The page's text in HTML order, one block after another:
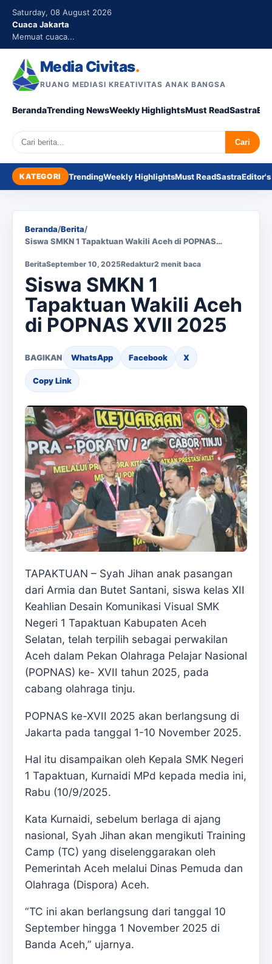
Saturday, 08 August 2026
Cuaca Jakarta
Memuat cuaca...
Media Civitas.
RUANG MEDIASI KREATIVITAS ANAK BANGSA
BerandaTrending NewsWeekly HighlightsMust ReadSastra
Search Cari
KATEGORI TrendingWeekly HighlightsMust ReadSastra
Beranda/Berita/
Siswa SMKN 1 Tapaktuan Wakili Aceh di POPNAS…
BeritaSeptember 10, 2025Redaktur2 menit baca
Siswa SMKN 1
Tapaktuan Wakili Aceh
di POPNAS XVII 2025
BAGIKAN WhatsApp Facebook X
Copy Link
TAPAKTUAN – Syah Jihan anak pasangan
dari Armia dan Butet Santani, siswa kelas XII
Keahlian Desain Komunikasi Visual SMK
Negeri 1 Tapaktuan Kabupaten Aceh
Selatan, telah terpilih sebagai perwakilan
Aceh dalam Pekan Olahraga Pelajar Nasional
(POPNAS) ke- XVII tahun 2025, pada
cabang olahraga tinju.
POPNAS ke-XVII 2025 akan berlangsung di
Jakarta pada tanggal 1-10 November 2025.
Hal itu disampaikan oleh Kepala SMK Negeri
1 Tapaktuan, Kurnaidi MPd kepada media ini,
Rabu (10/9/2025.
Kata Kurnaidi, sebelum berlaga di ajang
nasional, Syah Jihan akan mengikuti Training
Camp (TC) yang diselenggarakan oleh
Pemerintah Aceh melalui Dinas Pemuda dan
Olahraga (Dispora) Aceh.
“TC ini akan berlangsung dari tanggal 10
September hingga 1 November 2025 di
Banda Aceh,” ujarnya.